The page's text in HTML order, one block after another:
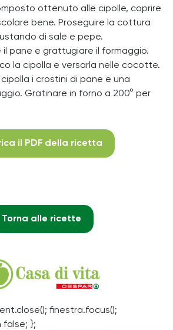
ottenuto alle cipolle, coprire
bene. Proseguire la cottura
di sale e pepe.
pane e grattugiare il formaggio.
la cipolla e versarla nelle cocotte.
i crostini di pane e una
Gratinare in forno a 200° per
il PDF della ricetta
Torna alle ricette
finestra.focus();
false; };